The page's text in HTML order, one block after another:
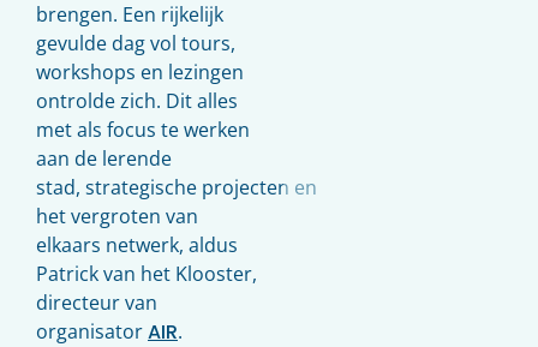
brengen. Een rijkelijk
gevulde dag vol tours,
workshops en lezingen
ontrolde zich. Dit alles
met als focus te werken
aan de lerende
stad, strategische projecten en
het vergroten van
elkaars netwerk, aldus
Patrick van het Klooster,
directeur van
organisatorAIR.